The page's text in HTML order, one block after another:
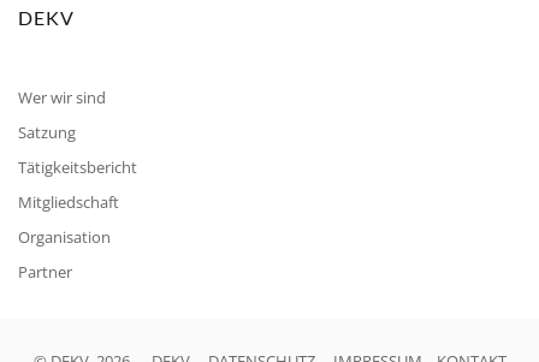
DEKV
Wer wir sind
Satzung
Tätigkeitsbericht
Mitgliedschaft
Organisation
Partner